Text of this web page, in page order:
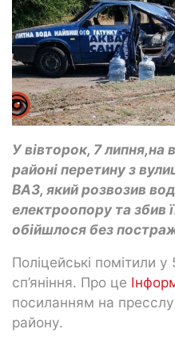
У вівторок, 7 липня,на
районі перетину з
ВАЗ, який розвозив
електроопору та збив
обійшлося без
Поліцейські помітили у
сп’яніння. Про це
посиланням на
району.